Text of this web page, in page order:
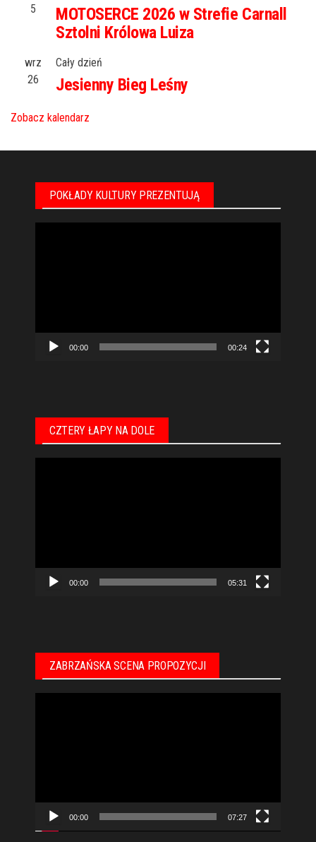
5
MOTOSERCE 2026 w Strefie Carnall
Sztolni Królowa Luiza
wrz
26
Cały dzień
Jesienny Bieg Leśny
Zobacz kalendarz
POKŁADY KULTURY PREZENTUJĄ
00:00 00:24
CZTERY ŁAPY NA DOLE
00:00 05:31
ZABRZAŃSKA SCENA PROPOZYCJI
00:00 07:27